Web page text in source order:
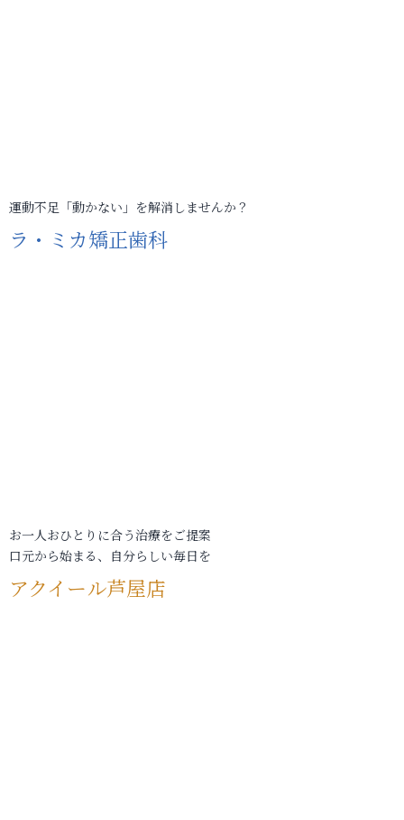
運動不足「動かない」を解消しませんか？
ラ・ミカ矯正歯科
お一人おひとりに合う治療をご提案
口元から始まる、自分らしい毎日を
アクイール芦屋店